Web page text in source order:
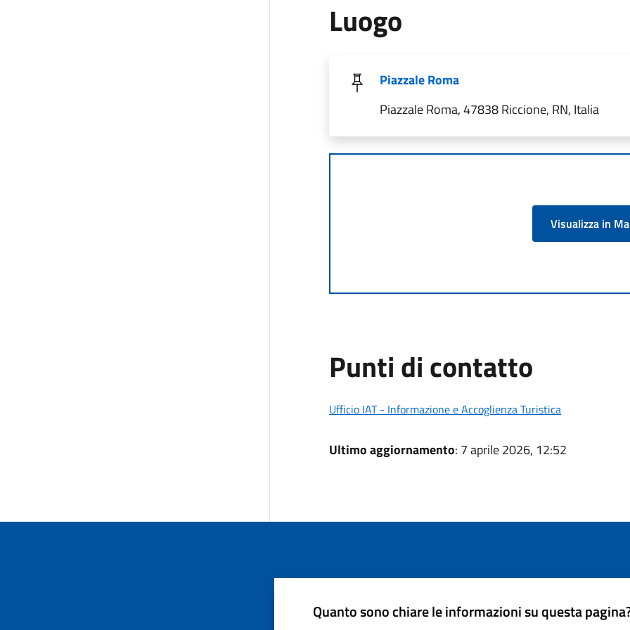
Luogo
Piazzale Roma
Piazzale Roma, 47838 Riccione, RN, Italia
Visualizza in
Punti di contatto
Ufficio IAT - Informazione e Accoglienza Turistica
Ultimo aggiornamento: 7 aprile 2026, 12:52
Quanto sono chiare le informazioni su questa